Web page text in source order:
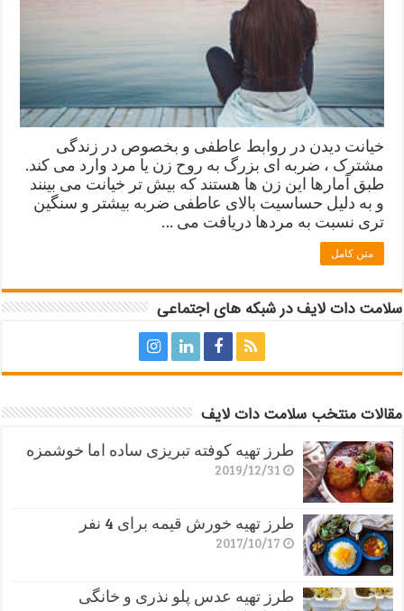
خیانت دیدن در روابط عاطفی و بخصوص در زندگی
مشترک ، ضربه ای بزرگ به روح زن یا مرد وارد می کند.
طبق آمارها این زن ها هستند که بیش تر خیانت می بینند
و به دلیل حساسیت بالای عاطفی ضربه بیشتر و سنگین
تری نسبت به مردها دریافت می …
متن کامل
سلامت دات لایف در شبکه های اجتماعی
مقالات منتخب سلامت دات لایف
طرز تهیه کوفته تبریزی ساده اما خوشمزه
2019/12/31
طرز تهیه خورش قیمه برای 4 نفر
2017/10/17
طرز تهیه عدس پلو نذری و خانگی